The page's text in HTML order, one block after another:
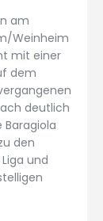
am
Weinheim
mit einer
dem
deutlich
Baragiola
den
und